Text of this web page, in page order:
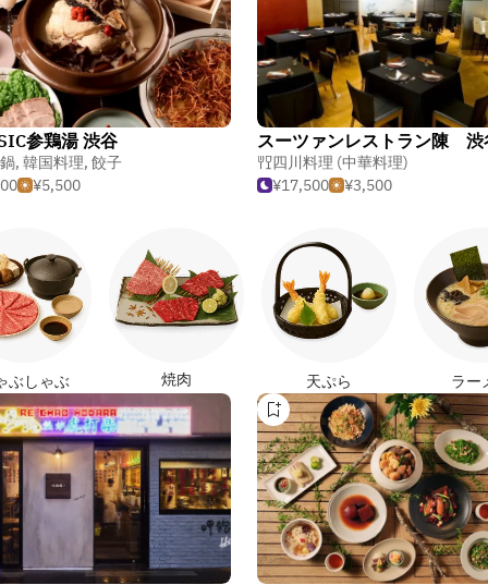
参鶏湯 渋谷
, 韓国料理, 餃子
¥5,500
スーツァンレストラン陳 渋
四川料理 (中華料理)
¥17,500
¥3,500
ぶしゃぶ 焼肉 天ぷら ラー